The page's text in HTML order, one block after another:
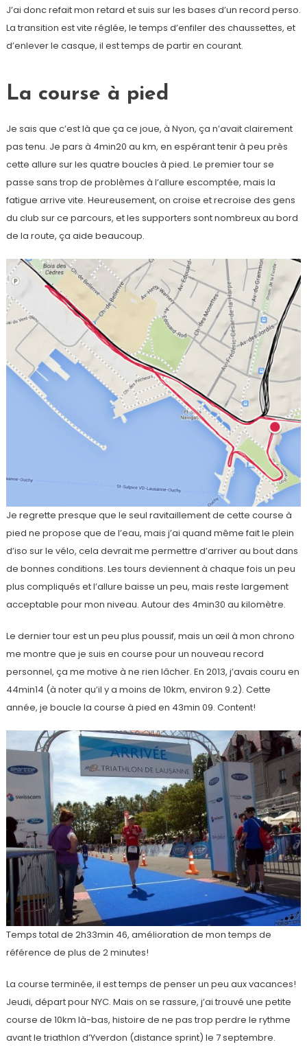
J’ai donc refait mon retard et suis sur les bases d’un record perso.
La transition est vite réglée, le temps d’enfiler des chaussettes, et
d’enlever le casque, il est temps de partir en courant.
La course à pied
Je sais que c’est là que ça ce joue, à Nyon, ça n’avait clairement
pas tenu. Je pars à 4min20 au km, en espérant tenir à peu près
cette allure sur les quatre boucles à pied. Le premier tour se
passe sans trop de problèmes à l’allure escomptée, mais la
fatigue arrive vite. Heureusement, on croise et recroise des gens
du club sur ce parcours, et les supporters sont nombreux au bord
de la route, ça aide beaucoup.
Je regrette presque que le seul ravitaillement de cette course à
pied ne propose que de l’eau, mais j’ai quand même fait le plein
d’iso sur le vélo, cela devrait me permettre d’arriver au bout dans
de bonnes conditions. Les tours deviennent à chaque fois un peu
plus compliqués et l’allure baisse un peu, mais reste largement
acceptable pour mon niveau. Autour des 4min30 au kilomètre.
Le dernier tour est un peu plus poussif, mais un œil à mon chrono
me montre que je suis en course pour un nouveau record
personnel, ça me motive à ne rien lâcher. En 2013, j’avais couru en
44min14 (à noter qu’il y a moins de 10km, environ 9.2). Cette
année, je boucle la course à pied en 43min 09. Content!
Temps total de 2h33min 46, amélioration de mon temps de
référence de plus de 2 minutes!
La course terminée, il est temps de penser un peu aux vacances!
Jeudi, départ pour NYC. Mais on se rassure, j’ai trouvé une petite
course de 10km là-bas, histoire de ne pas trop perdre le rythme
avant le triathlon d’Yverdon (distance sprint) le 7 septembre.